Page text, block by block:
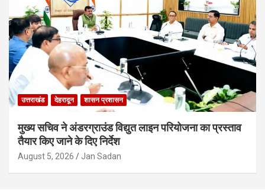
उत्तराखंड देहरादून शासन प्रशासन
मुख्य सचिव ने अंडरग्राउंड विद्युत लाइन परियोजना का प्रस्ताव
तैयार किए जाने के दिए निर्देश
August 5, 2026 Jan Sadan